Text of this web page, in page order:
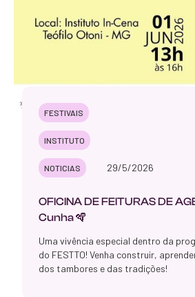
FESTIVAIS
INSTITUTO
NOTICIAS 29/5/2026
OFICINA DE FEITURAS DE
Cunha 🪇
Uma vivência especial dentro da
do FESTTO! Venha construir,
dos tambores e das tradições!